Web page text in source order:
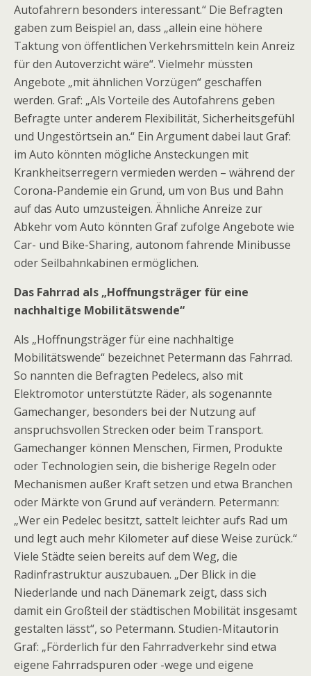
Autofahrern besonders interessant.“ Die Befragten
gaben zum Beispiel an, dass „allein eine höhere
Taktung von öffentlichen Verkehrsmitteln kein Anreiz
für den Autoverzicht wäre“. Vielmehr müssten
Angebote „mit ähnlichen Vorzügen“ geschaffen
werden. Graf: „Als Vorteile des Autofahrens geben
Befragte unter anderem Flexibilität, Sicherheitsgefühl
und Ungestörtsein an.“ Ein Argument dabei laut Graf:
im Auto könnten mögliche Ansteckungen mit
Krankheitserregern vermieden werden – während der
Corona-Pandemie ein Grund, um von Bus und Bahn
auf das Auto umzusteigen. Ähnliche Anreize zur
Abkehr vom Auto könnten Graf zufolge Angebote wie
Car- und Bike-Sharing, autonom fahrende Minibusse
oder Seilbahnkabinen ermöglichen.
Das Fahrrad als „Hoffnungsträger für eine
nachhaltige Mobilitätswende“
Als „Hoffnungsträger für eine nachhaltige
Mobilitätswende“ bezeichnet Petermann das Fahrrad.
So nannten die Befragten Pedelecs, also mit
Elektromotor unterstützte Räder, als sogenannte
Gamechanger, besonders bei der Nutzung auf
anspruchsvollen Strecken oder beim Transport.
Gamechanger können Menschen, Firmen, Produkte
oder Technologien sein, die bisherige Regeln oder
Mechanismen außer Kraft setzen und etwa Branchen
oder Märkte von Grund auf verändern. Petermann:
„Wer ein Pedelec besitzt, sattelt leichter aufs Rad um
und legt auch mehr Kilometer auf diese Weise zurück.“
Viele Städte seien bereits auf dem Weg, die
Radinfrastruktur auszubauen. „Der Blick in die
Niederlande und nach Dänemark zeigt, dass sich
damit ein Großteil der städtischen Mobilität insgesamt
gestalten lässt“, so Petermann. Studien-Mitautorin
Graf: „Förderlich für den Fahrradverkehr sind etwa
eigene Fahrradspuren oder -wege und eigene